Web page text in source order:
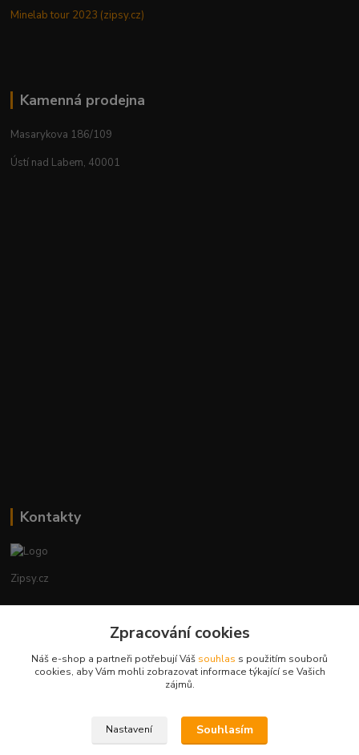
Minelab tour 2023 (zipsy.cz)
Kamenná prodejna
Masarykova 186/109
Ústí nad Labem, 40001
Kontakty
Zipsy.cz
+420774877333
obchod@zipsy.cz
Zpracování cookies
Náš e-shop a partneři potřebují Váš souhlas s použitím souborů
cookies, aby Vám mohli zobrazovat informace týkající se Vašich
zájmů.
Nastavení Souhlasím